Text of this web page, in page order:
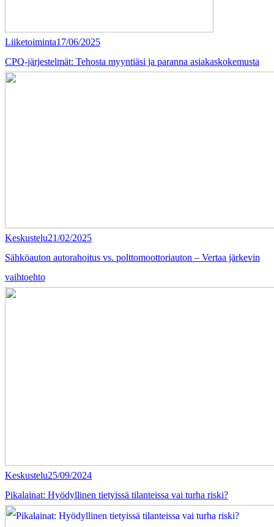
Liiketoiminta17/06/2025
CPQ-järjestelmät: Tehosta myyntiäsi ja paranna asiakaskokemusta
Keskustelu21/02/2025
Sähköauton autorahoitus vs. polttomoottoriauton – Vertaa järkevin
vaihtoehto
Keskustelu25/09/2024
Pikalainat: Hyödyllinen tietyissä tilanteissa vai turha riski?